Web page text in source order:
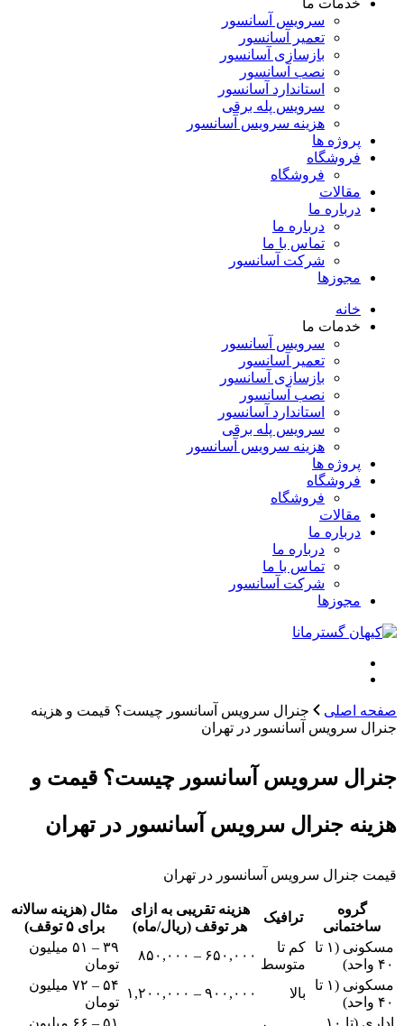
خدمات ما
سرویس آسانسور
تعمیر آسانسور
بازسازی آسانسور
نصب آسانسور
استاندارد آسانسور
سرویس پله برقی
هزینه سرویس آسانسور
پروژه ها
فروشگاه
فروشگاه
مقالات
درباره ما
درباره ما
تماس با ما
شرکت آسانسور
مجوزها
خانه
خدمات ما
سرویس آسانسور
تعمیر آسانسور
بازسازی آسانسور
نصب آسانسور
استاندارد آسانسور
سرویس پله برقی
هزینه سرویس آسانسور
پروژه ها
فروشگاه
فروشگاه
مقالات
درباره ما
درباره ما
تماس با ما
شرکت آسانسور
مجوزها
صفحه اصلی
جنرال سرویس آسانسور چیست؟ قیمت و هزینه
جنرال سرویس آسانسور در تهران
جنرال سرویس آسانسور چیست؟ قیمت و
هزینه جنرال سرویس آسانسور در تهران
قیمت جنرال سرویس آسانسور در تهران
گروه
ساختمانی
ترافیک
هزینه تقریبی به ازای
هر توقف (ریال/ماه)
مثال (هزینه سالانه
برای ۵ توقف)
مسکونی (۱ تا
۴۰ واحد)
کم تا
متوسط
۶۵۰,۰۰۰ – ۸۵۰,۰۰۰
۳۹ – ۵۱ میلیون
تومان
مسکونی (۱ تا
۴۰ واحد)
بالا ۹۰۰,۰۰۰ – ۱,۲۰۰,۰۰۰
۵۴ – ۷۲ میلیون
تومان
اداری (تا ۱۰
۵۱ – ۶۶ میلیون